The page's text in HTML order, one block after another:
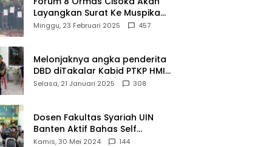
Layangkan Surat Ke Muspika
Atas Adanya Kantor Matel di
Minggu, 23 Februari 2025 457
Melonjaknya angka penderita
DBD diTakalar Kabid PTKP HMI
Cab.Takalar angkat bicara
Selasa, 21 Januari 2025 308
Dosen Fakultas Syariah UIN
Banten Aktif Bahas Self
Declare Halal dalam Forum
Kamis, 30 Mei 2024 144